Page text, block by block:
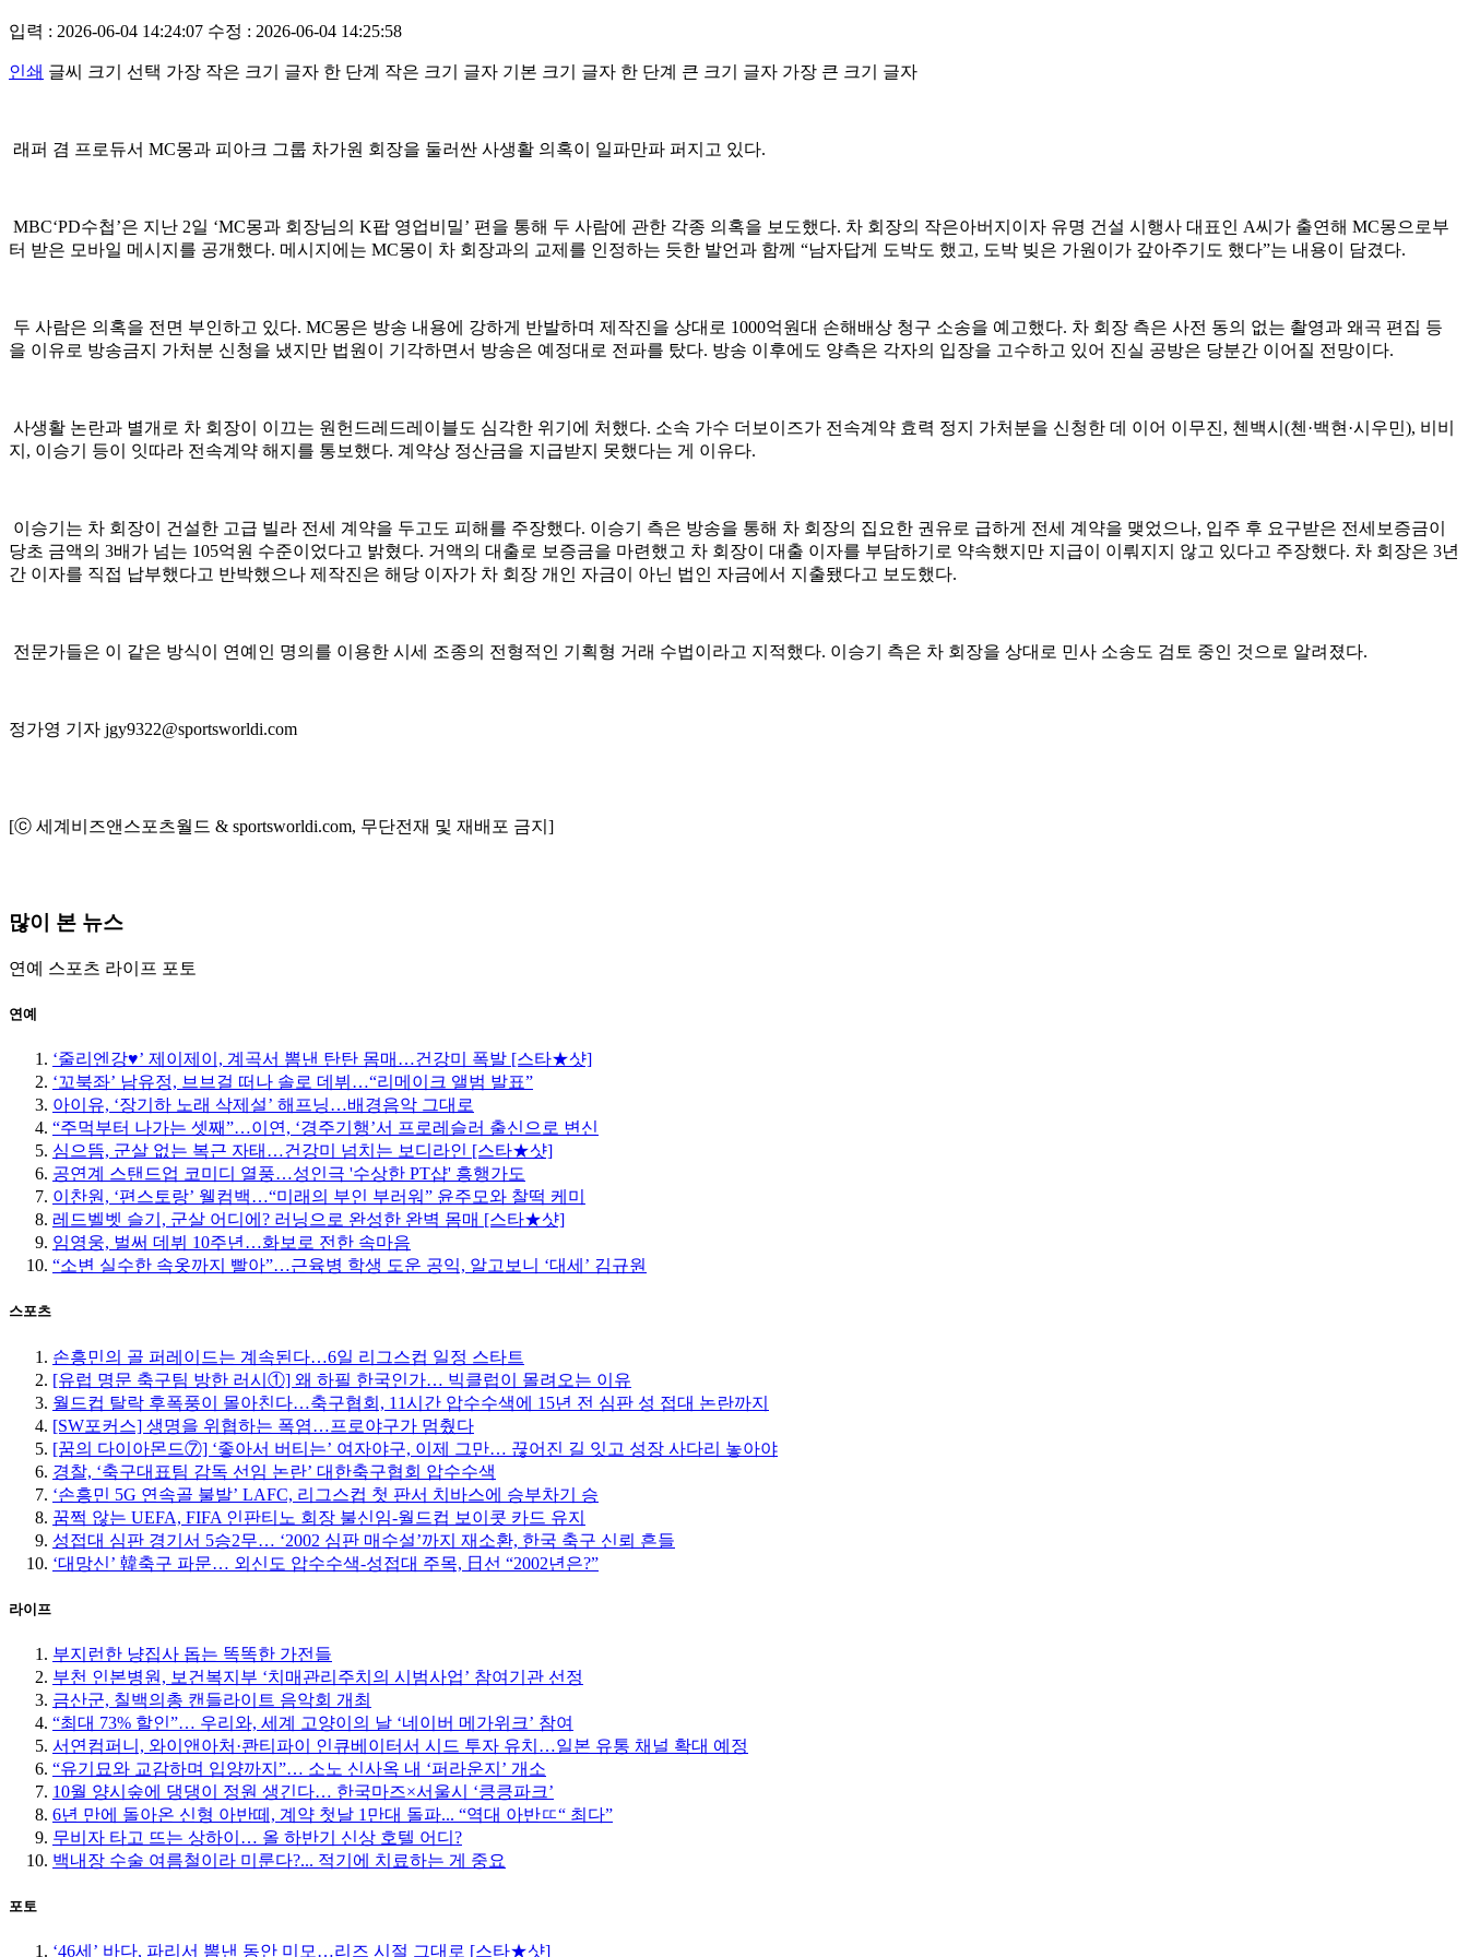
입력 : 2026-06-04 14:24:07 수정 : 2026-06-04 14:25:58
인쇄 글씨 크기 선택 가장 작은 크기 글자 한 단계 작은 크기 글자 기본 크기 글자 한 단계 큰 크기 글자 가장 큰 크기 글자
래퍼 겸 프로듀서 MC몽과 피아크 그룹 차가원 회장을 둘러싼 사생활 의혹이 일파만파 퍼지고 있다.
MBC‘PD수첩’은 지난 2일 ‘MC몽과 회장님의 K팝 영업비밀’ 편을 통해 두 사람에 관한 각종 의혹을 보도했다. 차 회장의 작은아버지이자 유명 건설 시행사 대표인 A씨가 출연해 MC몽으로부
터 받은 모바일 메시지를 공개했다. 메시지에는 MC몽이 차 회장과의 교제를 인정하는 듯한 발언과 함께 “남자답게 도박도 했고, 도박 빚은 가원이가 갚아주기도 했다”는 내용이 담겼다.
두 사람은 의혹을 전면 부인하고 있다. MC몽은 방송 내용에 강하게 반발하며 제작진을 상대로 1000억원대 손해배상 청구 소송을 예고했다. 차 회장 측은 사전 동의 없는 촬영과 왜곡 편집 등
을 이유로 방송금지 가처분 신청을 냈지만 법원이 기각하면서 방송은 예정대로 전파를 탔다. 방송 이후에도 양측은 각자의 입장을 고수하고 있어 진실 공방은 당분간 이어질 전망이다.
사생활 논란과 별개로 차 회장이 이끄는 원헌드레드레이블도 심각한 위기에 처했다. 소속 가수 더보이즈가 전속계약 효력 정지 가처분을 신청한 데 이어 이무진, 첸백시(첸·백현·시우민), 비비
지, 이승기 등이 잇따라 전속계약 해지를 통보했다. 계약상 정산금을 지급받지 못했다는 게 이유다.
이승기는 차 회장이 건설한 고급 빌라 전세 계약을 두고도 피해를 주장했다. 이승기 측은 방송을 통해 차 회장의 집요한 권유로 급하게 전세 계약을 맺었으나, 입주 후 요구받은 전세보증금이
당초 금액의 3배가 넘는 105억원 수준이었다고 밝혔다. 거액의 대출로 보증금을 마련했고 차 회장이 대출 이자를 부담하기로 약속했지만 지급이 이뤄지지 않고 있다고 주장했다. 차 회장은 3년
간 이자를 직접 납부했다고 반박했으나 제작진은 해당 이자가 차 회장 개인 자금이 아닌 법인 자금에서 지출됐다고 보도했다.
전문가들은 이 같은 방식이 연예인 명의를 이용한 시세 조종의 전형적인 기획형 거래 수법이라고 지적했다. 이승기 측은 차 회장을 상대로 민사 소송도 검토 중인 것으로 알려졌다.
정가영 기자 jgy9322@sportsworldi.com
[ⓒ 세계비즈앤스포츠월드 & sportsworldi.com, 무단전재 및 재배포 금지]
많이 본 뉴스
연예 스포츠 라이프 포토
연예
‘줄리엔강♥’ 제이제이, 계곡서 뽐낸 탄탄 몸매…건강미 폭발 [스타★샷]
‘꼬북좌’ 남유정, 브브걸 떠나 솔로 데뷔…“리메이크 앨범 발표”
아이유, ‘장기하 노래 삭제설’ 해프닝…배경음악 그대로
“주먹부터 나가는 셋째”…이연, ‘경주기행’서 프로레슬러 출신으로 변신
심으뜸, 군살 없는 복근 자태…건강미 넘치는 보디라인 [스타★샷]
공연계 스탠드업 코미디 열풍…성인극 '수상한 PT샵' 흥행가도
이찬원, ‘편스토랑’ 웰컴백…“미래의 부인 부러워” 윤주모와 찰떡 케미
레드벨벳 슬기, 군살 어디에? 러닝으로 완성한 완벽 몸매 [스타★샷]
임영웅, 벌써 데뷔 10주년…화보로 전한 속마음
“소변 실수한 속옷까지 빨아”…근육병 학생 도운 공익, 알고보니 ‘대세’ 김규원
스포츠
손흥민의 골 퍼레이드는 계속된다…6일 리그스컵 일정 스타트
[유럽 명문 축구팀 방한 러시①] 왜 하필 한국인가… 빅클럽이 몰려오는 이유
월드컵 탈락 후폭풍이 몰아친다…축구협회, 11시간 압수수색에 15년 전 심판 성 접대 논란까지
[SW포커스] 생명을 위협하는 폭염…프로야구가 멈췄다
[꿈의 다이아몬드⑦] ‘좋아서 버티는’ 여자야구, 이제 그만… 끊어진 길 잇고 성장 사다리 놓아야
경찰, ‘축구대표팀 감독 선임 논란’ 대한축구협회 압수수색
‘손흥민 5G 연속골 불발’ LAFC, 리그스컵 첫 판서 치바스에 승부차기 승
꿈쩍 않는 UEFA, FIFA 인판티노 회장 불신임-월드컵 보이콧 카드 유지
성접대 심판 경기서 5승2무… ‘2002 심판 매수설’까지 재소환, 한국 축구 신뢰 흔들
‘대망신’ 韓축구 파문… 외신도 압수수색-성접대 주목, 日선 “2002년은?”
라이프
부지런한 냥집사 돕는 똑똑한 가전들
부천 인본병원, 보건복지부 ‘치매관리주치의 시범사업’ 참여기관 선정
금산군, 칠백의총 캔들라이트 음악회 개최
“최대 73% 할인”… 우리와, 세계 고양이의 날 ‘네이버 메가위크’ 참여
서연컴퍼니, 와이앤아처·콴티파이 인큐베이터서 시드 투자 유치…일본 유통 채널 확대 예정
“유기묘와 교감하며 입양까지”… 소노 신사옥 내 ‘퍼라운지’ 개소
10월 양시숲에 댕댕이 정원 생긴다… 한국마즈×서울시 ‘킁킁파크’
6년 만에 돌아온 신형 아반떼, 계약 첫날 1만대 돌파... “역대 아반ㄸ“ 최다”
무비자 타고 뜨는 상하이… 올 하반기 신상 호텔 어디?
백내장 수술 여름철이라 미룬다?... 적기에 치료하는 게 중요
포토
‘46세’ 바다, 파리서 뽐낸 동안 미모…리즈 시절 그대로 [스타★샷]